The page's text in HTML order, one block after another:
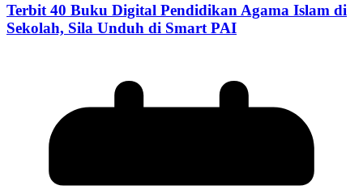
Terbit 40 Buku Digital Pendidikan Agama Islam di
Sekolah, Sila Unduh di Smart PAI